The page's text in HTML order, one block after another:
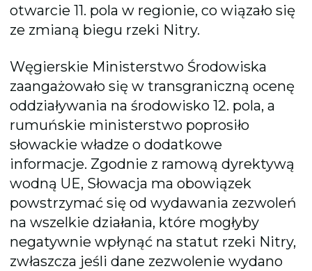
otwarcie 11. pola w regionie, co wiązało się
ze zmianą biegu rzeki Nitry.
Węgierskie Ministerstwo Środowiska
zaangażowało się w transgraniczną ocenę
oddziaływania na środowisko 12. pola, a
rumuńskie ministerstwo poprosiło
słowackie władze o dodatkowe
informacje. Zgodnie z ramową dyrektywą
wodną UE, Słowacja ma obowiązek
powstrzymać się od wydawania zezwoleń
na wszelkie działania, które mogłyby
negatywnie wpłynąć na statut rzeki Nitry,
zwłaszcza jeśli dane zezwolenie wydano